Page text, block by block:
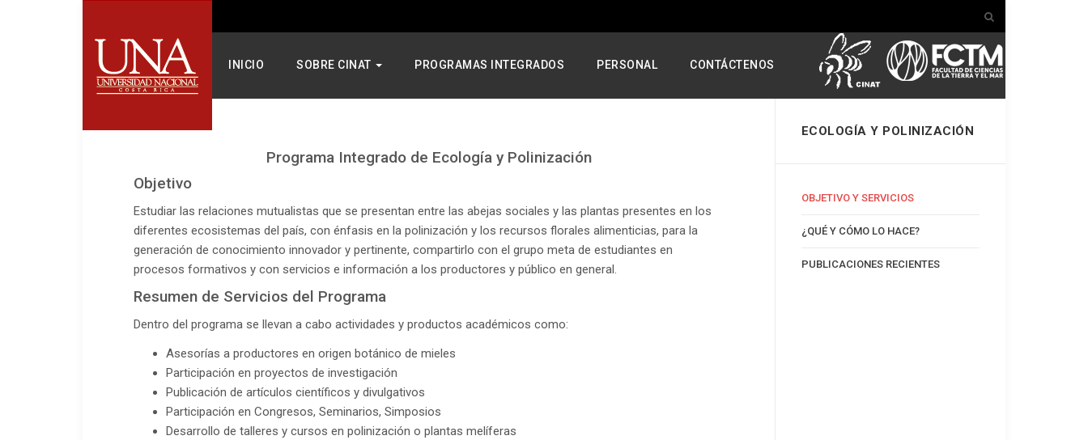
INICIO SOBRE CINAT PROGRAMAS INTEGRADOS PERSONAL CONTÁCTENOS
Programa Integrado de Ecología y Polinización
Objetivo
Estudiar las relaciones mutualistas que se presentan entre las abejas sociales y las plantas presentes en los
diferentes ecosistemas del país, con énfasis en la polinización y los recursos florales alimenticias, para la
generación de conocimiento innovador y pertinente, compartirlo con el grupo meta de estudiantes en
procesos formativos y con servicios e información a los productores y público en general.
Resumen de Servicios del Programa
Dentro del programa se llevan a cabo actividades y productos académicos como:
Asesorías a productores en origen botánico de mieles
Participación en proyectos de investigación
Publicación de artículos científicos y divulgativos
Participación en Congresos, Seminarios, Simposios
Desarrollo de talleres y cursos en polinización o plantas melíferas
ECOLOGÍA Y POLINIZACIÓN
OBJETIVO Y SERVICIOS
¿QUÉ Y CÓMO LO HACE?
PUBLICACIONES RECIENTES